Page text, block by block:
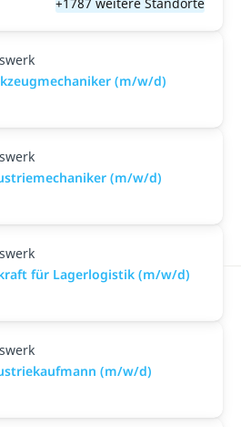
(m/w/d)
(m/w/d)
für Lagerlogistik (m/w/d)
(m/w/d)